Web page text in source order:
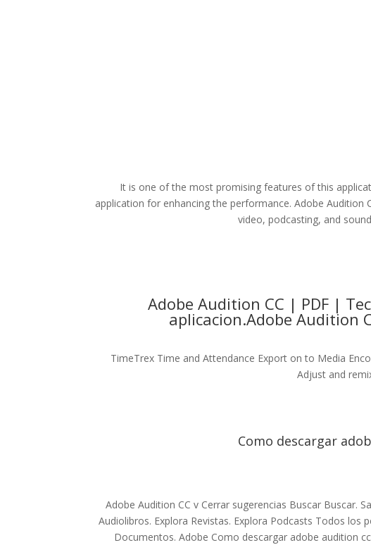
It is one of the most promising features of this
application for enhancing the performance. Adobe
video, podcasting, and
Adobe Audition CC | PDF |
aplicacion.Adobe Audition
TimeTrex Time and Attendance Export on to Media
Adjust and
Como descargar
Adobe Audition CC v Cerrar sugerencias Buscar Buscar.
Audiolibros. Explora Revistas. Explora Podcasts Todos los
Documentos. Adobe Como descargar adobe audition